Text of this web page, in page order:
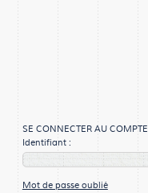
SE CONNECTER AU COMPTE
Identifiant :
Mot de passe oublié